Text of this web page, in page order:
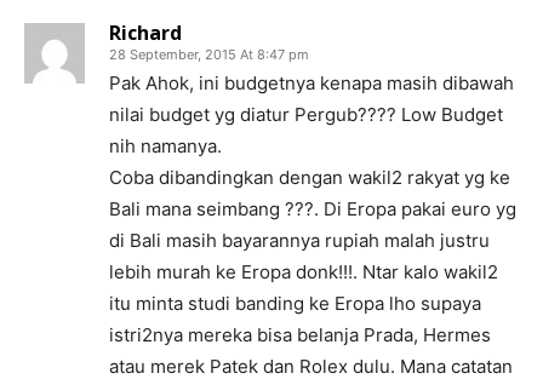
Richard
28 September, 2015 At 8:47 pm
Pak Ahok, ini budgetnya kenapa masih dibawah
nilai budget yg diatur Pergub???? Low Budget
nih namanya.
Coba dibandingkan dengan wakil2 rakyat yg ke
Bali mana seimbang ???. Di Eropa pakai euro yg
di Bali masih bayarannya rupiah malah justru
lebih murah ke Eropa donk!!!. Ntar kalo wakil2
itu minta studi banding ke Eropa lho supaya
istri2nya mereka bisa belanja Prada, Hermes
atau merek Patek dan Rolex dulu. Mana catatan